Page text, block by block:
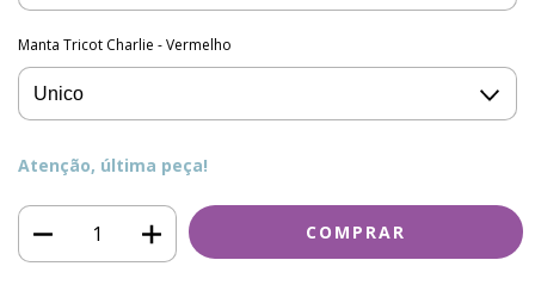
Manta Tricot Charlie - Vermelho
Atenção, última peça!